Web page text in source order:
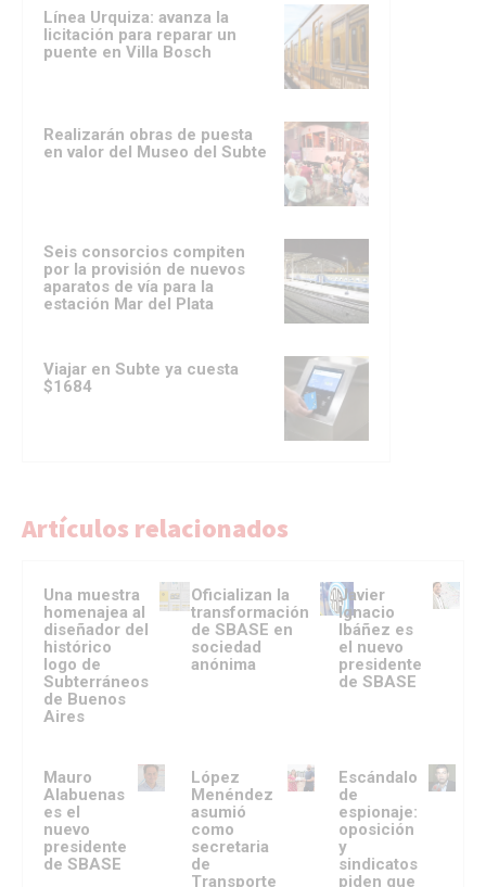
Línea Urquiza: avanza la
licitación para reparar un
puente en Villa Bosch
Realizarán obras de puesta
en valor del Museo del Subte
Seis consorcios compiten
por la provisión de nuevos
aparatos de vía para la
estación Mar del Plata
Viajar en Subte ya cuesta
$1684
Artículos relacionados
Una muestra
homenajea al
diseñador del
histórico
logo de
Subterráneos
de Buenos
Aires
Oficializan la
transformación
de SBASE en
sociedad
anónima
Javier
Ignacio
Ibáñez es
el nuevo
presidente
de SBASE
Mauro
Alabuenas
es el
nuevo
presidente
de SBASE
López
Menéndez
asumió
como
secretaria
de
Transporte
Escándalo
de
espionaje:
oposición
y
sindicatos
piden que